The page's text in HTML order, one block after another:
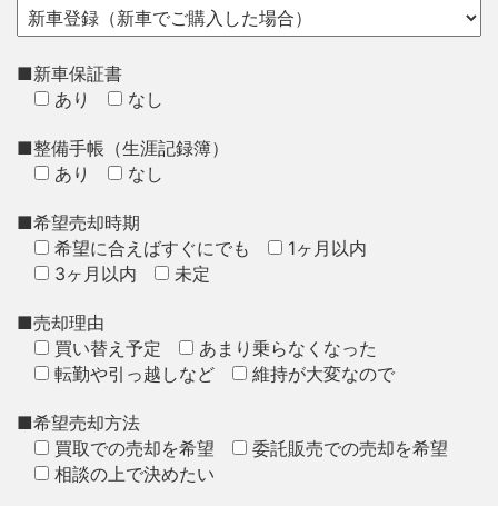
■新車保証書
あり
なし
■整備手帳（生涯記録簿）
あり
なし
■希望売却時期
希望に合えばすぐにでも
1ヶ月以内
3ヶ月以内
未定
■売却理由
買い替え予定
あまり乗らなくなった
転勤や引っ越しなど
維持が大変なので
■希望売却方法
買取での売却を希望
委託販売での売却を希望
相談の上で決めたい